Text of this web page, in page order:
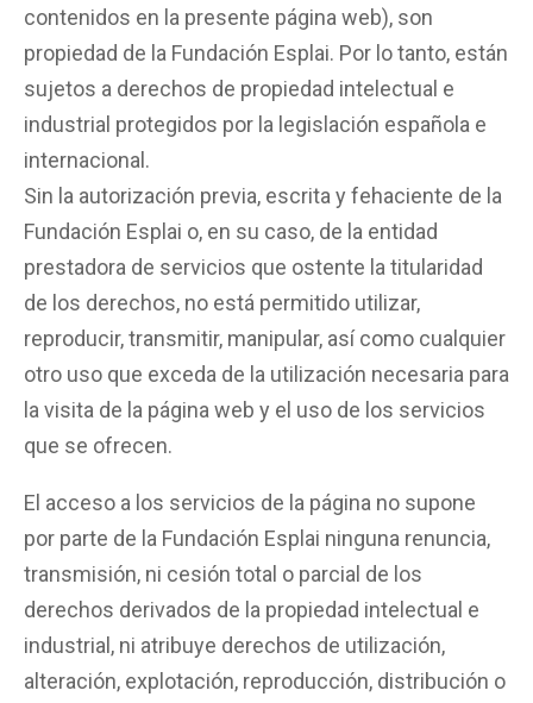
contenidos en la presente página web), son
propiedad de la Fundación Esplai. Por lo tanto, están
sujetos a derechos de propiedad intelectual e
industrial protegidos por la legislación española e
internacional.
Sin la autorización previa, escrita y fehaciente de la
Fundación Esplai o, en su caso, de la entidad
prestadora de servicios que ostente la titularidad
de los derechos, no está permitido utilizar,
reproducir, transmitir, manipular, así como cualquier
otro uso que exceda de la utilización necesaria para
la visita de la página web y el uso de los servicios
que se ofrecen.
El acceso a los servicios de la página no supone
por parte de la Fundación Esplai ninguna renuncia,
transmisión, ni cesión total o parcial de los
derechos derivados de la propiedad intelectual e
industrial, ni atribuye derechos de utilización,
alteración, explotación, reproducción, distribución o